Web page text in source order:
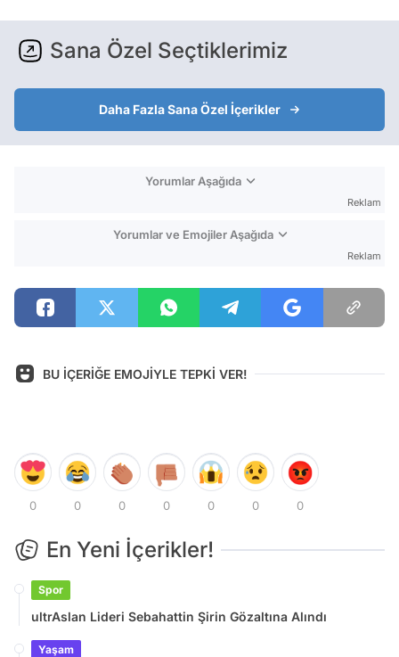
Sana Özel Seçtiklerimiz
Daha Fazla Sana Özel İçerikler
Yorumlar Aşağıda
Reklam
Yorumlar ve Emojiler Aşağıda
Reklam
BU İÇERİĞE EMOJİYLE TEPKİ VER!
0 0 0 0 0 0 0
En Yeni İçerikler!
Spor
ultrAslan Lideri Sebahattin Şirin Gözaltına Alındı
Yaşam